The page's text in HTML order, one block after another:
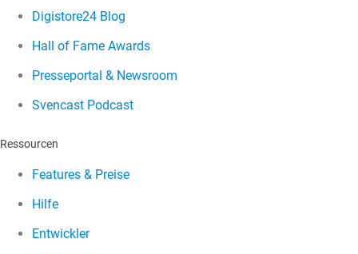
Digistore24 Blog
Hall of Fame Awards
Presseportal & Newsroom
Svencast Podcast
Ressourcen
Features & Preise
Hilfe
Entwickler